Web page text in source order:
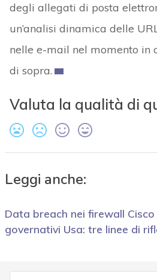
degli allegati di posta
un’analisi dinamica delle
nelle e-mail nel momento in
di sopra.
Valuta la qualità di
Leggi anche:
Data breach nei firewall
governativi Usa: tre linee di